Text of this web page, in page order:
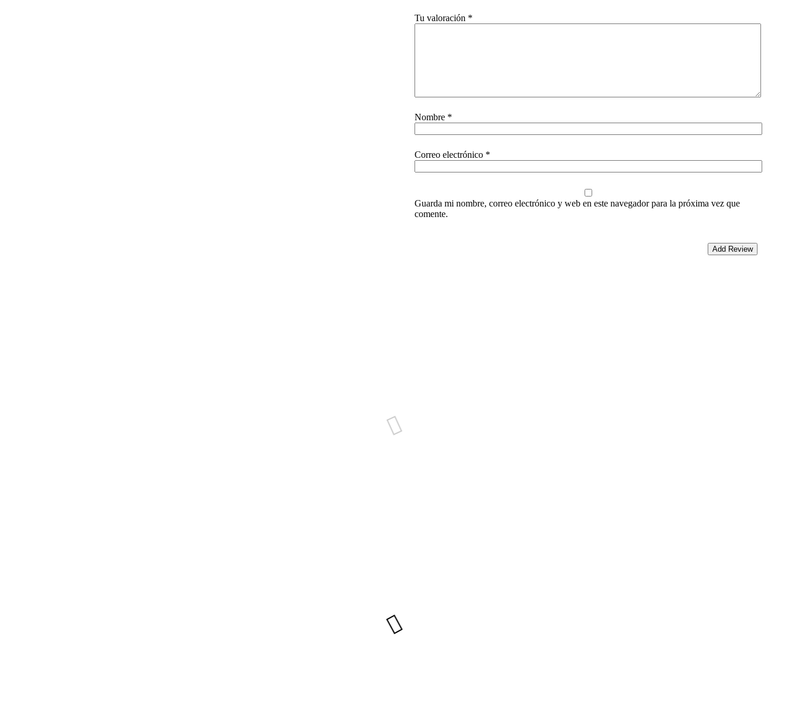
Tu valoración *
Nombre *
Correo electrónico *
Guarda mi nombre, correo electrónico y web en este navegador para la próxima vez que
comente.